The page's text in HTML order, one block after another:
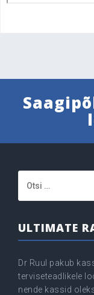
ULTIMATE
Dr Ruul pakub
terviseteadlikele
nende kassid